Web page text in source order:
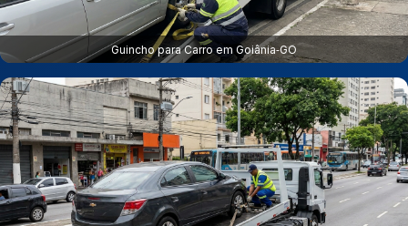
Guincho para Carro em Goiânia‑GO